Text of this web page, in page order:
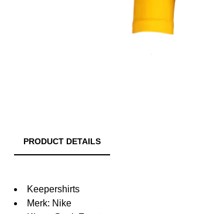
PRODUCT DETAILS
Keepershirts
Merk: Nike